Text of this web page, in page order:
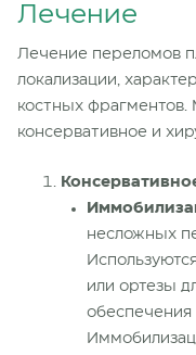
Лечение
Лечение переломов
локализации,
костных фрагментов.
консервативное и
несложных
или ортезы
обеспечения